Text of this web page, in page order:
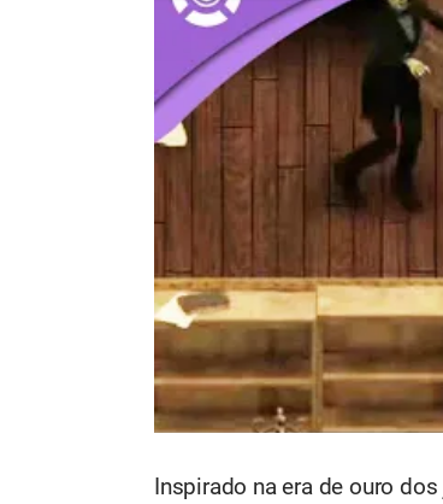
Inspirado na era de ouro